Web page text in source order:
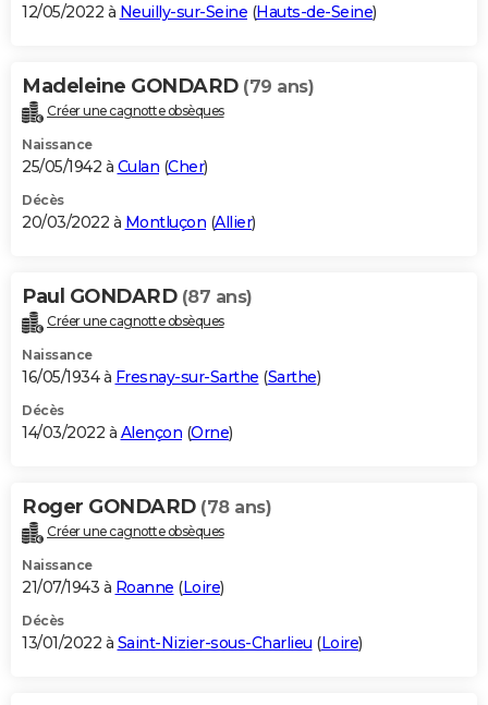
12/05/2022 à Neuilly-sur-Seine (Hauts-de-Seine)
Madeleine GONDARD (79 ans)
Créer une cagnotte obsèques
Naissance
25/05/1942 à Culan (Cher)
Décès
20/03/2022 à Montluçon (Allier)
Paul GONDARD (87 ans)
Créer une cagnotte obsèques
Naissance
16/05/1934 à Fresnay-sur-Sarthe (Sarthe)
Décès
14/03/2022 à Alençon (Orne)
Roger GONDARD (78 ans)
Créer une cagnotte obsèques
Naissance
21/07/1943 à Roanne (Loire)
Décès
13/01/2022 à Saint-Nizier-sous-Charlieu (Loire)